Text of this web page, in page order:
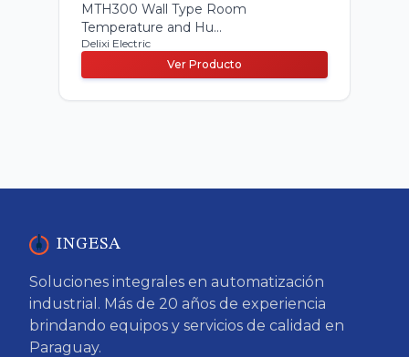
MTH300 Wall Type Room
Temperature and Hu...
Delixi Electric
Ver Producto
INGESA
Soluciones integrales en automatización
industrial. Más de 20 años de experiencia
brindando equipos y servicios de calidad en
Paraguay.